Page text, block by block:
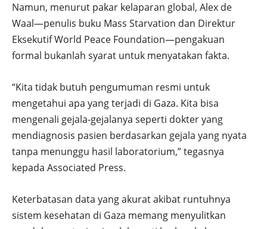
Namun, menurut pakar kelaparan global, Alex de
Waal—penulis buku Mass Starvation dan Direktur
Eksekutif World Peace Foundation—pengakuan
formal bukanlah syarat untuk menyatakan fakta.
“Kita tidak butuh pengumuman resmi untuk
mengetahui apa yang terjadi di Gaza. Kita bisa
mengenali gejala-gejalanya seperti dokter yang
mendiagnosis pasien berdasarkan gejala yang nyata
tanpa menunggu hasil laboratorium,” tegasnya
kepada Associated Press.
Keterbatasan data yang akurat akibat runtuhnya
sistem kesehatan di Gaza memang menyulitkan